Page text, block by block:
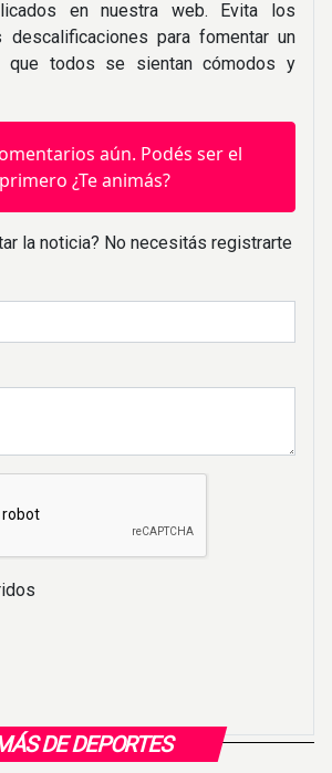
DE DEPORTES
en nuestra web. Evita los
para fomentar un
que todos se sientan cómodos y
aún. Podés ser el
primero ¿Te animás?
la noticia? No necesitás registrarte